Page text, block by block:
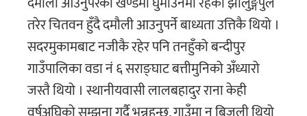
तरेर चितवन हुँदै दमौली आउनुपर्ने बाध्यता उत्तिकै थियो ।
सदरमुकामबाट नजीकै रहेर पनि तनहुँको बन्दीपुर
गाउँपालिका वडा नं ६ सराङ्घाट बत्तीमुनिको अँध्यारो
जस्तै थियो । स्थानीयवासी लालबहादुर राना केही